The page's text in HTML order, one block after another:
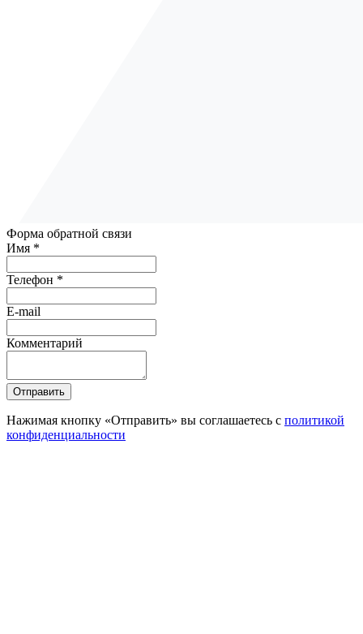
Форма обратной связи
Имя *
Телефон *
E-mail
Комментарий
Отправить
Нажимая кнопку «Отправить» вы соглашаетесь с политикой
конфиденциальности